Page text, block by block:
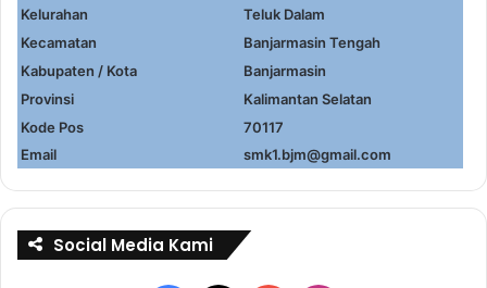
Kelurahan
Teluk Dalam
Kecamatan
Banjarmasin Tengah
Kabupaten / Kota
Banjarmasin
Provinsi
Kalimantan Selatan
Kode Pos
70117
Email
smk1.bjm@gmail.com
Social Media Kami